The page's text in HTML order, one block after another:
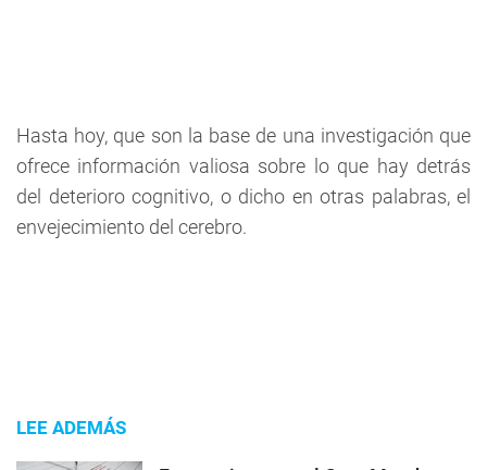
Hasta hoy, que son la base de una investigación que
ofrece información valiosa sobre lo que hay detrás
del deterioro cognitivo, o dicho en otras palabras, el
envejecimiento del cerebro.
LEE ADEMÁS